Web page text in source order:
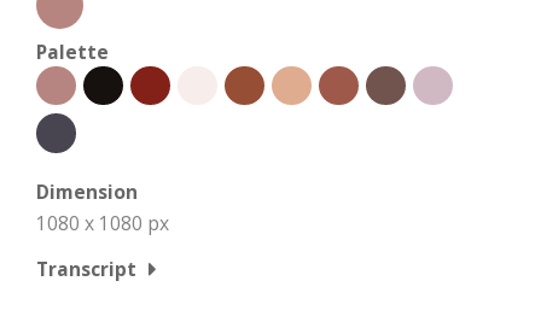
Palette
Dimension
1080 x 1080 px
Transcript